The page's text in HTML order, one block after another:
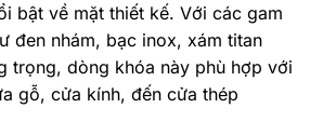
bật về mặt thiết kế. Với các gam
đen nhám, bạc inox, xám titan
trọng, dòng khóa này phù hợp với
gỗ, cửa kính, đến cửa thép